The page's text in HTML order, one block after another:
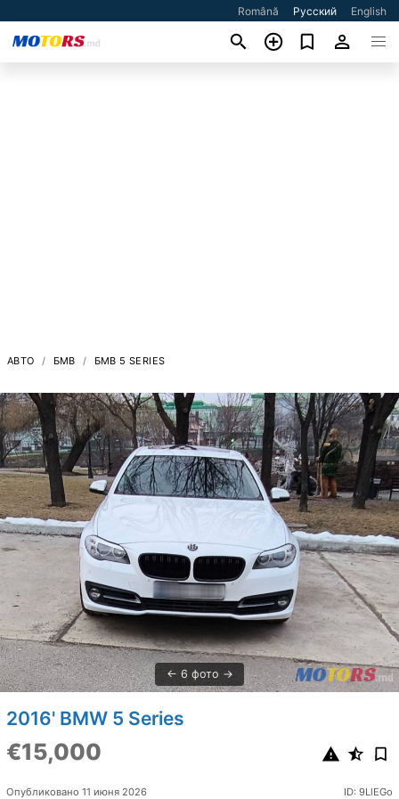
Română Русский English
АВТО БМВ БМВ 5 SERIES
6 фото
2016' BMW 5 Series
€15,000
Опубликовано 11 июня 2026 ID: 9LlEGo